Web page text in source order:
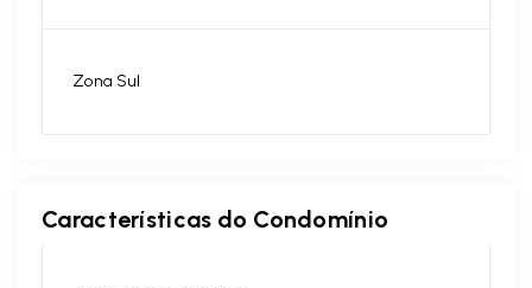
Zona Sul
Características do Condomínio